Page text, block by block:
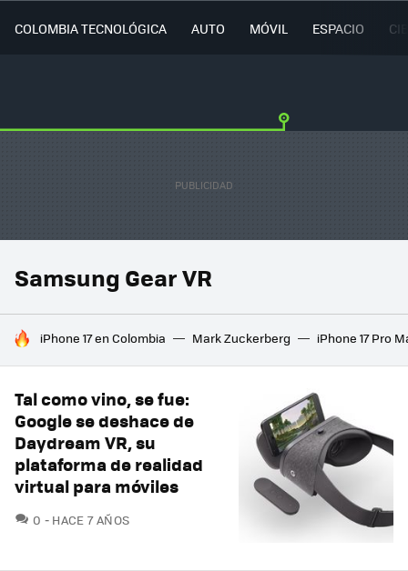
COLOMBIA TECNOLÓGICA AUTO MÓVIL ESPACIO
Samsung Gear VR
HOY SE HABLA DE
iPhone 17 en Colombia Mark Zuckerberg iPhone 17 Pro
Tal como vino, se fue:
Google se deshace de
Daydream VR, su
plataforma de realidad
virtual para móviles
0 COMENTARIOS
HACE 7 AÑOS